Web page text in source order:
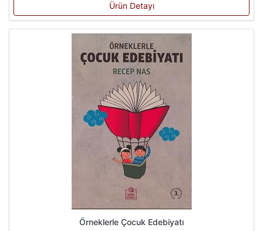
Ürün Detayı
Örneklerle Çocuk Edebiyatı